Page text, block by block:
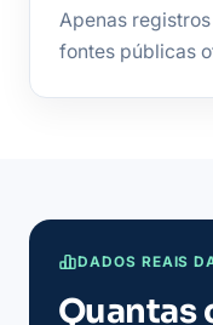
Apenas
fontes públicas
DADOS REAIS
Quantas